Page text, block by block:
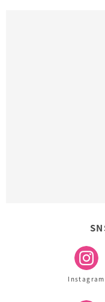
Instagram